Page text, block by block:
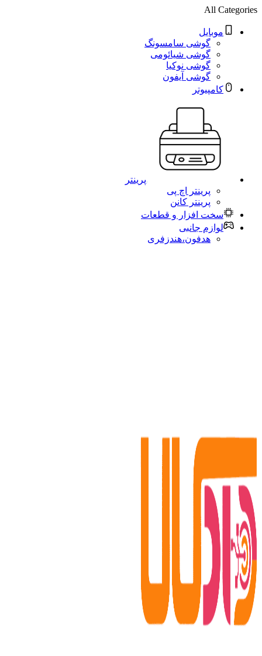
All Categories
موبایل
گوشی سامسونگ
گوشی شیائومی
گوشی نوکیا
گوشی آیفون
کامپیوتر
پرینتر
پرینتر اچ پی
پرینتر کانن
سخت افزار و قطعات
لوازم جانبی
هدفون،هندزفری